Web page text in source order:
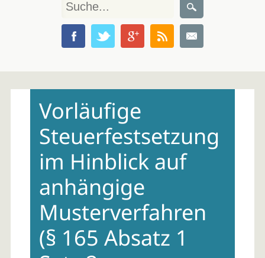
contentVorläufige
Steuerfestsetzung
im Hinblick auf
anhängige
Musterverfahren
(§ 165 Absatz 1